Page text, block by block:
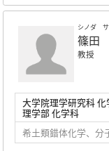
シノダ サ
篠田
教授
大学院理学研究科
理学部 化学科
希土類錯体化学、分